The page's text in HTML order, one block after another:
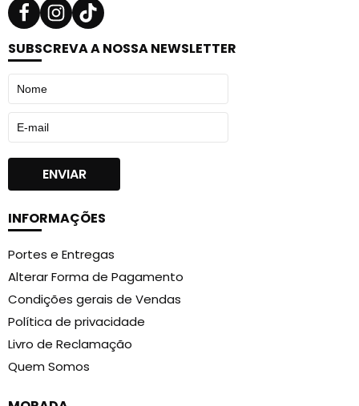
SUBSCREVA A NOSSA NEWSLETTER
INFORMAÇÕES
Portes e Entregas
Alterar Forma de Pagamento
Condições gerais de Vendas
Política de privacidade
Livro de Reclamação
Quem Somos